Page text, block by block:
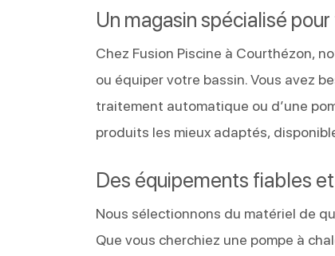
Un magasin spécialisé
Chez Fusion Piscine à Courthézon,
ou équiper votre bassin. Vous avez
traitement automatique ou d’une
produits les mieux adaptés,
Des équipements fiables
Nous sélectionnons du matériel de
Que vous cherchiez une pompe à